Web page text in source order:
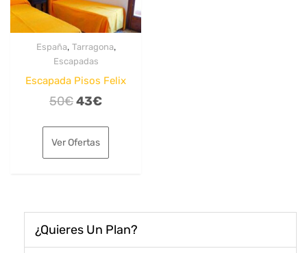
España, Tarragona,
Escapadas
Escapada Pisos Felix
50€El
original
era:
43€El
es:
Ver Ofertas
¿Quieres Un Plan?